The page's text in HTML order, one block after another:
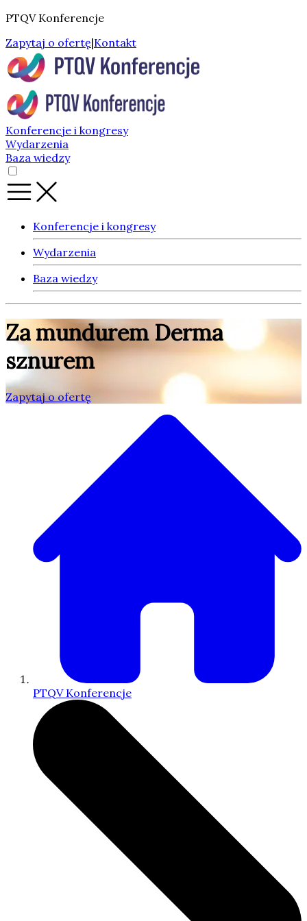
PTQV Konferencje
Zapytaj o ofertę|Kontakt
Konferencje i kongresy
Wydarzenia
Baza wiedzy
Konferencje i kongresy
Wydarzenia
Baza wiedzy
Za mundurem Derma
sznurem
Zapytaj o ofertę
PTQV Konferencje